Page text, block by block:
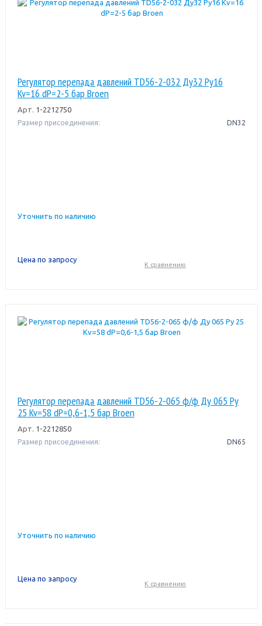
Регулятор перепада давлений TD56-2-032 Ду32 Ру16
Kv=16 dP=2-5 бар Broen
Арт. 1-2212750
Размер присоединения: DN32
Уточнить по наличию
Цена по запросу
К сравнению
Регулятор перепада давлений TD56-2-065 ф/ф Ду 065 Pу
25 Kv=58 dP=0,6-1,5 бар Broen
Арт. 1-2212850
Размер присоединения: DN65
Уточнить по наличию
Цена по запросу
К сравнению